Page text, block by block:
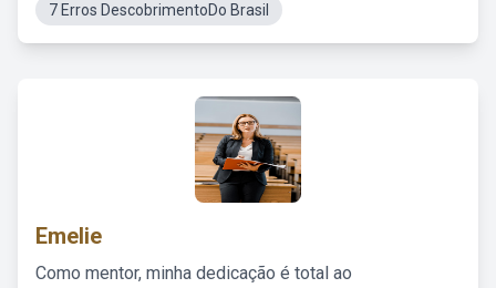
7 Erros DescobrimentoDo Brasil
Emelie
Como mentor, minha dedicação é total ao